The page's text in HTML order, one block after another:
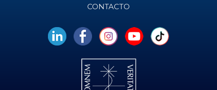
CONTACTO